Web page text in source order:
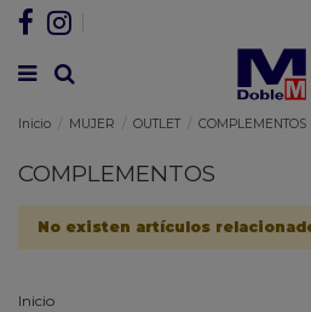
Inicio MUJER OUTLET COMPLEMENTOS
COMPLEMENTOS
No existen artículos
Inicio